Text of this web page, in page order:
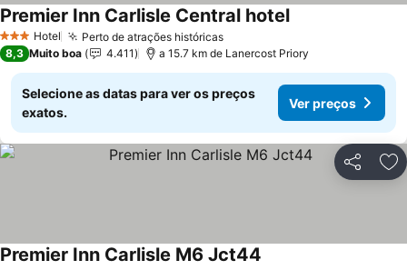
3 EstrelasHotel Perto de atrações históricas
Premier Inn Carlisle Central hotel
8,3 Muito boa 4.411 a 15.7 km de Lanercost Priory
Selecione as datas para ver os preços
exatos.
Ver preços
Partilhar
Premier Inn Carlisle M6 Jct44